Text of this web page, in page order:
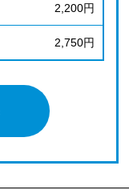
2,200円
2,750円